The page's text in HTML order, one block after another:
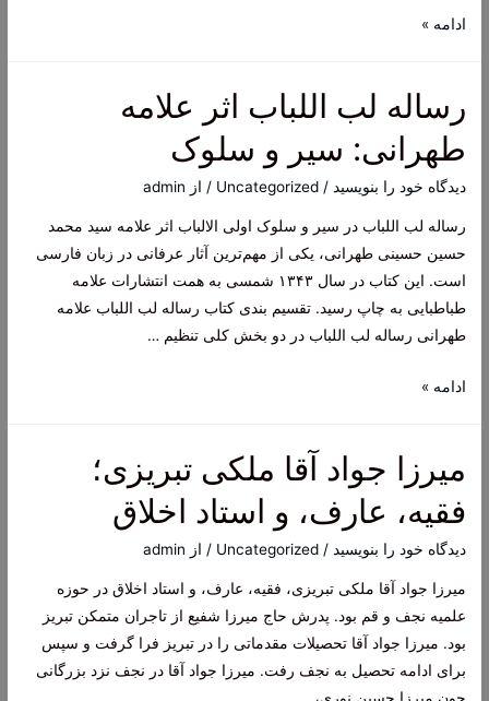
جلسات
عنوان
بصری
ادامه »
رساله لب اللباب اثر علامه
طهرانی: سیر و سلوک
دیدگاه‌ خود را بنویسید /
Uncategorized / از admin
رساله لب اللباب در سیر و سلوک اولی الالباب اثر علامه سید محمد
حسین حسینی طهرانی، یکی از مهم‌ترین آثار عرفانی در زبان فارسی
است. این کتاب در سال ۱۳۴۳ شمسی به همت انتشارات علامه
طباطبایی به چاپ رسید. تقسیم بندی کتاب رساله لب اللباب علامه
طهرانی رساله لب اللباب در دو بخش کلی تنظیم …
رساله
اثر
طهرانی:
سیر
سلوک
ادامه »
میرزا جواد آقا ملکی تبریزی؛
فقیه، عارف، و استاد اخلاق
دیدگاه‌ خود را بنویسید /
Uncategorized / از admin
میرزا جواد آقا ملکی تبریزی، فقیه، عارف، و استاد اخلاق در حوزه
علمیه نجف و قم بود. پدرش حاج میرزا شفیع از تاجران متمکن تبریز
بود. میرزا جواد آقا تحصیلات مقدماتی را در تبریز فرا گرفت و سپس
برای ادامه تحصیل به نجف رفت. میرزا جواد آقا در نجف نزد بزرگانی
چون میرزا حسین نوری، …